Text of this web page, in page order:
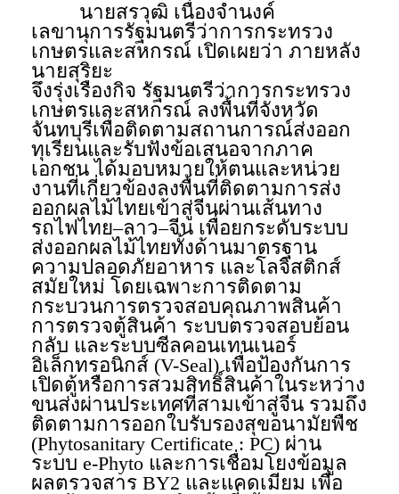
​ นายสรวุฒิ เนื่องจำนงค์
เลขานุการรัฐมนตรีว่าการกระทรวง
เกษตรและสหกรณ์ เปิดเผยว่า ภายหลัง
นายสุริยะ
จึงรุ่งเรืองกิจ รัฐมนตรีว่าการกระทรวง
เกษตรและสหกรณ์ ลงพื้นที่จังหวัด
จันทบุรีเพื่อติดตามสถานการณ์ส่งออก
ทุเรียนและรับฟังข้อเสนอจากภาค
เอกชน ได้มอบหมายให้ตนและหน่วย
งานที่เกี่ยวข้องลงพื้นที่ติดตามการส่ง
ออกผลไม้ไทยเข้าสู่จีนผ่านเส้นทาง
รถไฟไทย–ลาว–จีน เพื่อยกระดับระบบ
ส่งออกผลไม้ไทยทั้งด้านมาตรฐาน
ความปลอดภัยอาหาร และโลจิสติกส์
สมัยใหม่ โดยเฉพาะการติดตาม
กระบวนการตรวจสอบคุณภาพสินค้า
การตรวจตู้สินค้า ระบบตรวจสอบย้อน
กลับ และระบบซีลคอนเทนเนอร์
อิเล็กทรอนิกส์ (V-Seal) เพื่อป้องกันการ
เปิดตู้หรือการสวมสิทธิ์สินค้าในระหว่าง
ขนส่งผ่านประเทศที่สามเข้าสู่จีน รวมถึง
ติดตามการออกใบรับรองสุขอนามัยพืช
(Phytosanitary Certificate : PC) ผ่าน
ระบบ e-Phyto และการเชื่อมโยงข้อมูล
ผลตรวจสาร BY2 และแคดเมียม เพื่อ